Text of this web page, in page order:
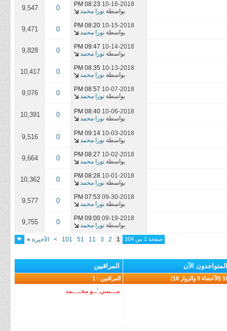
10-16-2018
08:23 PM
بواسطة نورا محمد 0
9,547
10-15-2018
08:20 PM
بواسطة نورا محمد 0
9,471
10-14-2018
09:47 PM
بواسطة نورا محمد 0
9,828
10-13-2018
08:35 PM
بواسطة نورا محمد 0
10,417
10-07-2018
08:57 PM
بواسطة نورا محمد 0
9,076
10-06-2018
08:40 PM
بواسطة نورا محمد 0
10,391
10-03-2018
09:14 PM
بواسطة نورا محمد 0
9,516
10-02-2018
08:27 PM
بواسطة نورا محمد 0
9,664
10-01-2018
08:28 PM
بواسطة نورا محمد 0
10,362
09-30-2018
07:53 PM
بواسطة نورا محمد 0
9,577
09-19-2018
09:00 PM
بواسطة نورا محمد 0
9,755
صفحة 1 من 104 1
2
3
11
51
101
> الأخيرة »
المتواجدون الآن المراقبين
0 والزوار 18) المراقبين : 1
مـــسي,’ــو محــ.,ـمد